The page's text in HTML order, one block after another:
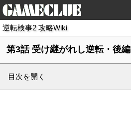
逆転検事2 攻略Wiki
第3話 受け継がれし逆転・後編
目次を開く